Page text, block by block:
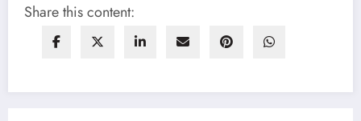
Share this content: